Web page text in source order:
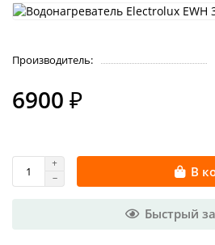
Производитель:
6900 ₽
В
Быстрый